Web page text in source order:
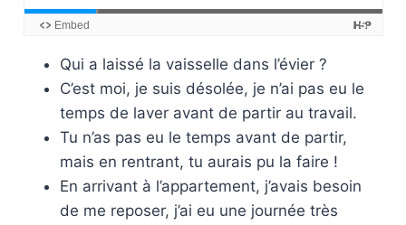
Qui a laissé la vaisselle dans l’évier ?
C’est moi, je suis désolée, je n’ai pas eu le
temps de laver avant de partir au travail.
Tu n’as pas eu le temps avant de partir,
mais en rentrant, tu aurais pu la faire !
En arrivant à l’appartement, j’avais besoin
de me reposer, j’ai eu une journée très